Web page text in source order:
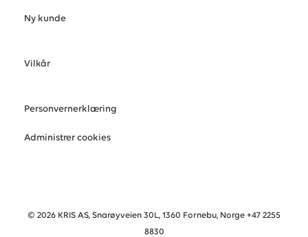
Ny kunde
Vilkår
Personvernerklæring
Administrer cookies
© 2026 KRIS AS, Snarøyveien 30L, 1360 Fornebu, Norge +47 2255
8830